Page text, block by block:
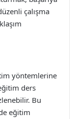
çalışma
yöntemlerine
ders
Bu
eğitim